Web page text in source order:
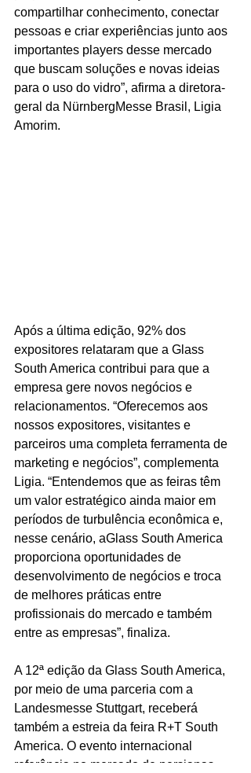
compartilhar conhecimento, conectar
pessoas e criar experiências junto aos
importantes players desse mercado
que buscam soluções e novas ideias
para o uso do vidro”, afirma a diretora-
geral da NürnbergMesse Brasil, Ligia
Amorim.
Após a última edição, 92% dos
expositores relataram que a Glass
South America contribui para que a
empresa gere novos negócios e
relacionamentos. “Oferecemos aos
nossos expositores, visitantes e
parceiros uma completa ferramenta de
marketing e negócios”, complementa
Ligia. “Entendemos que as feiras têm
um valor estratégico ainda maior em
períodos de turbulência econômica e,
nesse cenário, aGlass South America
proporciona oportunidades de
desenvolvimento de negócios e troca
de melhores práticas entre
profissionais do mercado e também
entre as empresas”, finaliza.
A 12ª edição da Glass South America,
por meio de uma parceria com a
Landesmesse Stuttgart, receberá
também a estreia da feira R+T South
America. O evento internacional
referência no mercado de persianas,